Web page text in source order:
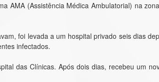
AMA (Assistência Médica Ambulatorial) na
foi levada a um hospital privado seis dias
infectados.
das Clínicas. Após dois dias, recebeu um